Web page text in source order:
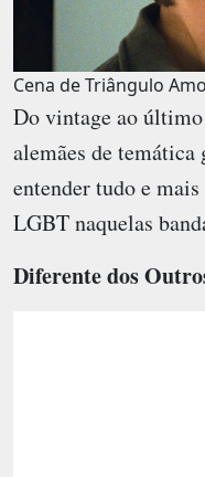
Cena de Triângulo
Do vintage ao
alemães de
entender tudo e
LGBT naquelas
Diferente dos